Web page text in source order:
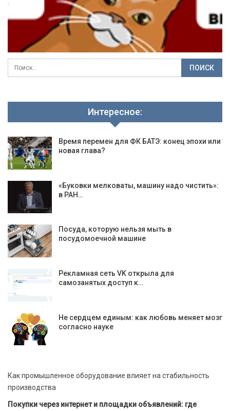
Интересное:
Время перемен для ФК БАТЭ: конец эпохи или
новая глава?
«Буковки мелковаты, машину надо чистить»:
в РАН…
Посуда, которую нельзя мыть в
посудомоечной машине
Рекламная сеть VK открыла для
самозанятых доступ к…
Не сердцем единым: как любовь меняет мозг
согласно науке
Как промышленное оборудование влияет на стабильность
производства
Покупки через интернет и площадки объявлений: где